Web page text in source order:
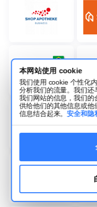
本网站使用 cookie
我们使用 cookie 个性化
分析我们的流量。我们还
我们网站的信息，我们的
供给他们的其他信息或他
信息结合起来。安全和隐